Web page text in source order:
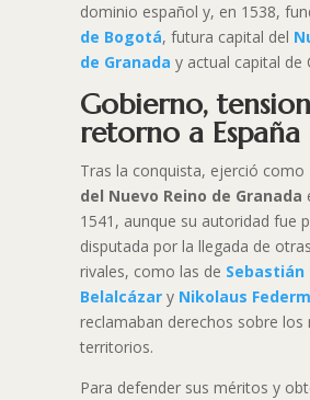
dominio español y, en 1538,
de Bogotá, futura capital del
de Granada y actual capital de
Gobierno,
retorno a España
Tras la conquista, ejerció como
del Nuevo Reino de Granada
1541, aunque su autoridad fue
disputada por la llegada de
rivales, como las de Sebastián
Belalcázary Nikolaus
reclamaban derechos sobre los
territorios.
Para defender sus méritos y